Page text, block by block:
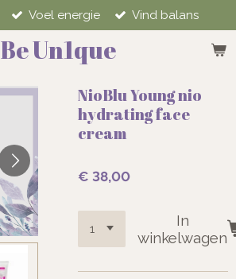
Be Un1que
Voel energie Vind balans
NioBlu Young nio
hydrating face
cream
€ 38,00
In
winkelwagen